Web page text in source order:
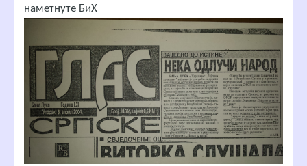
наметнуте БиХ